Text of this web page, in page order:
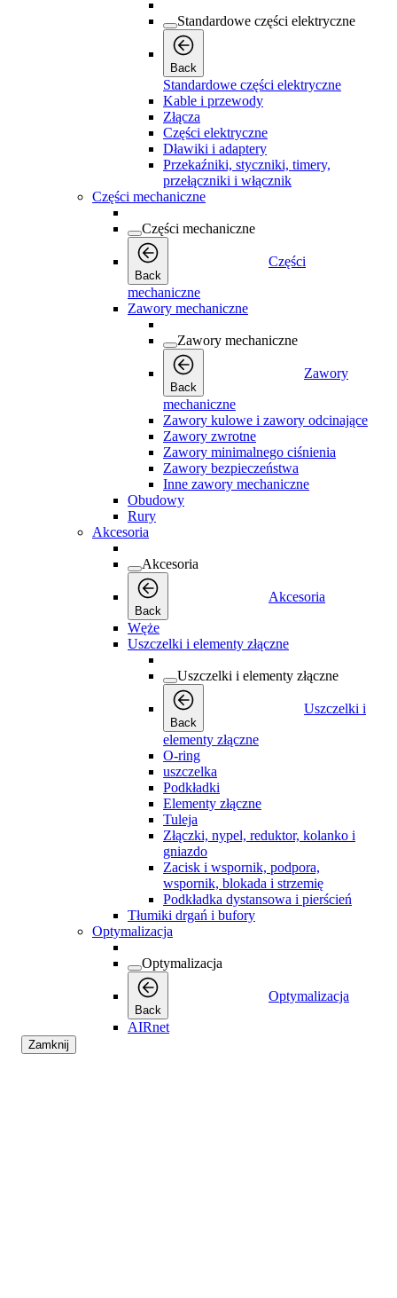
Standardowe części elektryczne
Back
Standardowe części elektryczne
Kable i przewody
Złącza
Części elektryczne
Dławiki i adaptery
Przekaźniki, styczniki, timery,
przełączniki i włącznik
Części mechaniczne
Części mechaniczne
Back
Części
mechaniczne
Zawory mechaniczne
Zawory mechaniczne
Back
Zawory
mechaniczne
Zawory kulowe i zawory odcinające
Zawory zwrotne
Zawory minimalnego ciśnienia
Zawory bezpieczeństwa
Inne zawory mechaniczne
Obudowy
Rury
Akcesoria
Akcesoria
Back
Akcesoria
Węże
Uszczelki i elementy złączne
Uszczelki i elementy złączne
Back
Uszczelki i
elementy złączne
O-ring
uszczelka
Podkładki
Elementy złączne
Tuleja
Złączki, nypel, reduktor, kolanko i
gniazdo
Zacisk i wspornik, podpora,
wspornik, blokada i strzemię
Podkładka dystansowa i pierścień
Tłumiki drgań i bufory
Optymalizacja
Optymalizacja
Back
Optymalizacja
AIRnet
Zamknij